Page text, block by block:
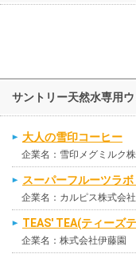
サントリー天然水専用
大人の雪印コーヒー
企業名：雪印メグミルク
スーパーフルーツラ
企業名：カルピス株式会社
TEAS' TEA(ティーズ
企業名：株式会社伊藤園